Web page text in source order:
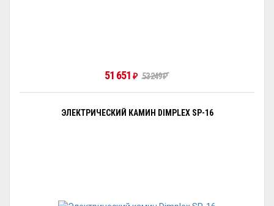
51 651 ₽ 53 249₽
ЭЛЕКТРИЧЕСКИЙ КАМИН DIMPLEX SP-16